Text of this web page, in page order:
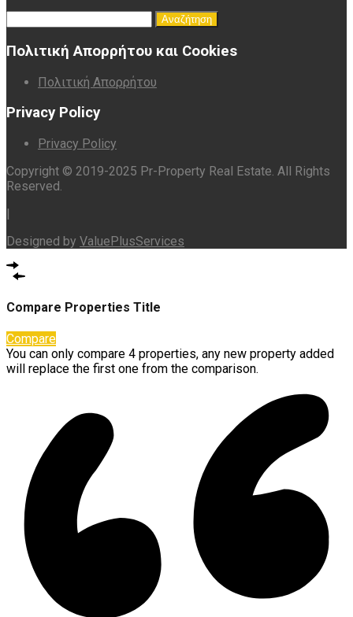
για:
Πολιτική Απορρήτου και Cookies
Πολιτική Απορρήτου
Privacy Policy
Privacy Policy
Copyright © 2019-2025 Pr-Property Real Estate. All Rights
Reserved.
|
Designed by ValuePlusServices
Compare Properties Title
Compare
You can only compare 4 properties, any new property added
will replace the first one from the comparison.